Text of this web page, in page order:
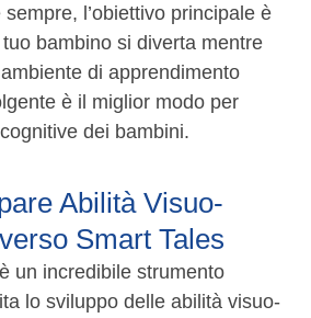
l’obiettivo principale è
bambino si diverta mentre
di apprendimento
è il miglior modo per
dei bambini.
Abilità Visuo-
Smart Tales
un incredibile strumento
lo sviluppo delle abilità visuo-